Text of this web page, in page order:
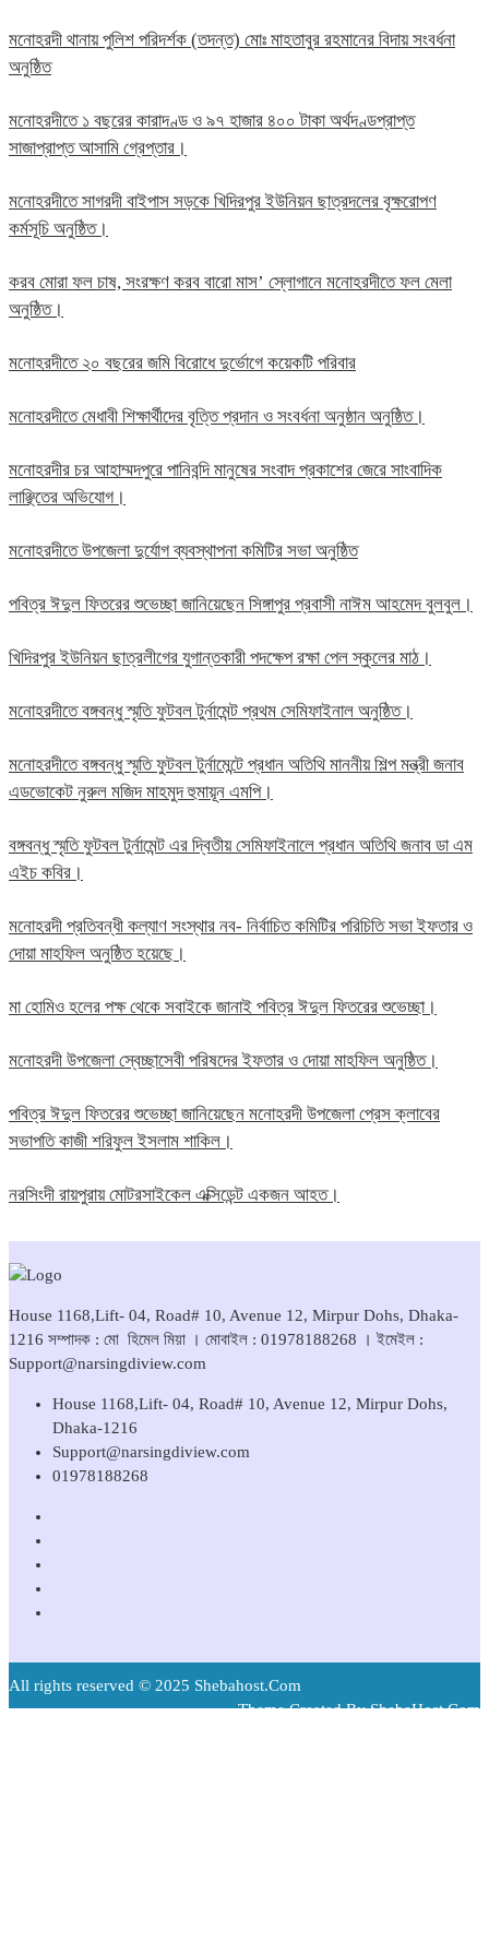
মনোহরদী থানায় পুলিশ পরিদর্শক (তদন্ত) মোঃ মাহতাবুর রহমানের বিদায় সংবর্ধনা
অনুষ্ঠিত
মনোহরদীতে ১ বছরের কারাদণ্ড ও ৯৭ হাজার ৪০০ টাকা অর্থদণ্ডপ্রাপ্ত
সাজাপ্রাপ্ত আসামি গ্রেপ্তার।
মনোহরদীতে সাগরদী বাইপাস সড়কে খিদিরপুর ইউনিয়ন ছাত্রদলের বৃক্ষরোপণ
কর্মসূচি অনুষ্ঠিত।
করব মোরা ফল চাষ, সংরক্ষণ করব বারো মাস’ স্লোগানে মনোহরদীতে ফল মেলা
অনুষ্ঠিত।
মনোহরদীতে ২০ বছরের জমি বিরোধে দুর্ভোগে কয়েকটি পরিবার
মনোহরদীতে মেধাবী শিক্ষার্থীদের বৃত্তি প্রদান ও সংবর্ধনা অনুষ্ঠান অনুষ্ঠিত।
মনোহরদীর চর আহাম্মদপুরে পানিবন্দি মানুষের সংবাদ প্রকাশের জেরে সাংবাদিক
লাঞ্ছিতের অভিযোগ।
মনোহরদীতে উপজেলা দুর্যোগ ব্যবস্থাপনা কমিটির সভা অনুষ্ঠিত
পবিত্র ঈদুল ফিতরের শুভেচ্ছা জানিয়েছেন সিঙ্গাপুর প্রবাসী নাঈম আহমেদ বুলবুল।
খিদিরপুর ইউনিয়ন ছাত্রলীগের যুগান্তকারী পদক্ষেপ রক্ষা পেল স্কুলের মাঠ।
মনোহরদীতে বঙ্গবন্ধু স্মৃতি ফুটবল টুর্নামেন্ট প্রথম সেমিফাইনাল অনুষ্ঠিত।
মনোহরদীতে বঙ্গবন্ধু স্মৃতি ফুটবল টুর্নামেন্টে প্রধান অতিথি মাননীয় শিল্প মন্ত্রী জনাব
এডভোকেট নুরুল মজিদ মাহমুদ হুমায়ূন এমপি।
বঙ্গবন্ধু স্মৃতি ফুটবল টুর্নামেন্ট এর দ্বিতীয় সেমিফাইনালে প্রধান অতিথি জনাব ডা এম
এইচ কবির।
মনোহরদী প্রতিবন্ধী কল্যাণ সংস্থার নব- নির্বাচিত কমিটির পরিচিতি সভা ইফতার ও
দোয়া মাহফিল অনুষ্ঠিত হয়েছে।
মা হোমিও হলের পক্ষ থেকে সবাইকে জানাই পবিত্র ঈদুল ফিতরের শুভেচ্ছা।
মনোহরদী উপজেলা স্বেচ্ছাসেবী পরিষদের ইফতার ও দোয়া মাহফিল অনুষ্ঠিত।
পবিত্র ঈদুল ফিতরের শুভেচ্ছা জানিয়েছেন মনোহরদী উপজেলা প্রেস ক্লাবের
সভাপতি কাজী শরিফুল ইসলাম শাকিল।
নরসিংদী রায়পুরায় মোটরসাইকেল এক্সিডেন্ট একজন আহত।
House 1168,Lift- 04, Road# 10, Avenue 12, Mirpur Dohs, Dhaka-
1216 সম্পাদক : মো হিমেল মিয়া । মোবাইল : 01978188268 । ইমেইল :
Support@narsingdiview.com
House 1168,Lift- 04, Road# 10, Avenue 12, Mirpur Dohs,
Dhaka-1216
Support@narsingdiview.com
01978188268
All rights reserved © 2025 Shebahost.Com
Theme Created By ShebaHost.Com